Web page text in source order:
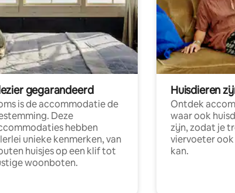
gegarandeerd
is de accommodatie de
Deze
hebben
unieke kenmerken, van
huisjes op een klif tot
woonboten.
Huisdieren
Ontdek
waar ook
zijn, zodat je
viervoeter ook
kan.